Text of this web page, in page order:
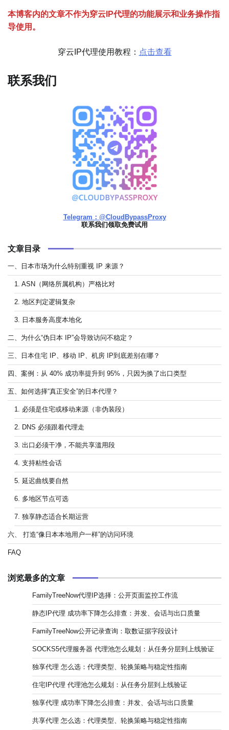
本博客内的文章不作为穿云 P代理的功能展示和业务操作指
导使用。
穿云IP代理使用教程： 点击查看
联系我们
Telegram：@CloudBypassProxy
联系我们领取免费试用
文章目录
一、日本市场为什么特别重视 IP 来源？
1. ASN（网络所属机构）严格比对
2. 地区判定逻辑复杂
3. 日本服务高度本地化
二、为什么“伪日本 IP”会导致访问不稳定？
三、日本住宅 IP、移动 IP、机房 IP到底差别在哪？
四、案例：从 40% 成功率提升到 95%，只因为换了出口类型
五、如何选择“真正安全”的日本代理？
1. 必须是住宅或移动来源（非伪装段）
2. DNS 必须跟着代理走
3. 出口必须干净，不能共享滥用段
4. 支持粘性会话
5. 延迟曲线要自然
6. 多地区节点可选
7. 独享静态适合长期运营
六、 打造“像日本本地用户一样”的访问环境
FAQ
浏览最多的文章
FamilyTreeNow代理IP选择：公开页面监控工作流
静态IP代理 成功率下降怎么排查：并发、会话与出口质量
FamilyTreeNow公开记录查询：取数证据字段设计
SOCKS5代理服务器 代理池怎么规划：从任务分层到上线验证
独享代理 怎么选：代理类型、轮换策略与稳定性指南
住宅IP代理 代理池怎么规划：从任务分层到上线验证
独享代理 成功率下降怎么排查：并发、会话与出口质量
共享代理 怎么选：代理类型、轮换策略与稳定性指南